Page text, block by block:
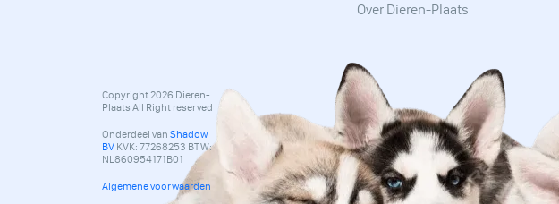
Copyright 2026 Dieren-
Plaats All Right reserved
Onderdeel van Shadow
BV KVK: 77268253 BTW:
NL860954171B01
Algemene voorwaarden
Over Dieren-Plaats